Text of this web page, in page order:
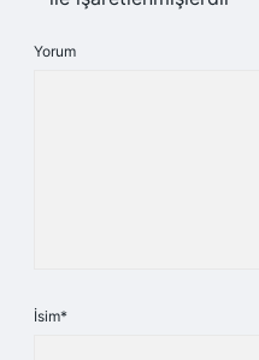
Yorum
İsim*